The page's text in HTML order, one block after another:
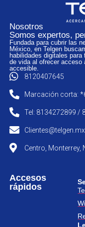
Nosotros
Somos expertos,
Fundada para cubrir las
México, en Telgen
habilidades digitales
de vida al ofrecer acceso
accesible.
8120407645
Marcación corta:
Tel: 8134272899 /
Clientes@telgen.mx
Centro, Monterrey,
Accesos
rápidos